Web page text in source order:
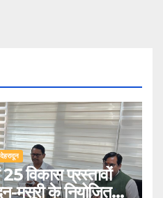
देहरादून
विकास प्रस्तावों
मसूरी के नियोजित